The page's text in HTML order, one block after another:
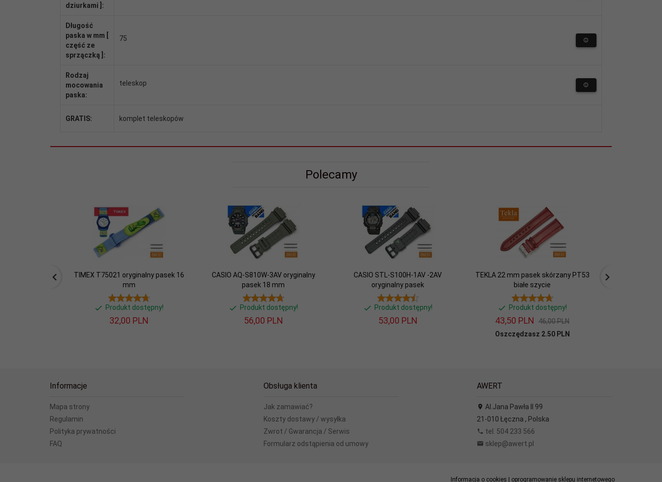
dziurkami ]:
Długość
paska w mm [
część ze
sprzączką ]:
75
Rodzaj
mocowania
paska:
teleskop
GRATIS: komplet teleskopów
Polecamy
TIMEX T75021 oryginalny pasek 16
mm
Produkt dostępny!
32,00 PLN
CASIO AQ-S810W-3AV oryginalny
pasek 18 mm
Produkt dostępny!
56,00 PLN
CASIO STL-S100H-1AV -2AV
oryginalny pasek
Produkt dostępny!
53,00 PLN
TEKLA 22 mm pasek skórzany PT53
białe szycie
Produkt dostępny!
43,50 PLN
46,00 PLN
Oszczędzasz 2.50 PLN
TIMEX
Informacje
Mapa strony
Regulamin
Polityka prywatności
FAQ
Obsługa klienta
Jak zamawiać?
Koszty dostawy / wysyłka
Zwrot / Gwarancja / Serwis
Formularz odstąpienia od umowy
AWERT
Al.Jana Pawła II 99
21-010 Łęczna , Polska
tel. 504 233 566
sklep@awert.pl
Informacja o cookies oprogramowanie sklepu internetowego